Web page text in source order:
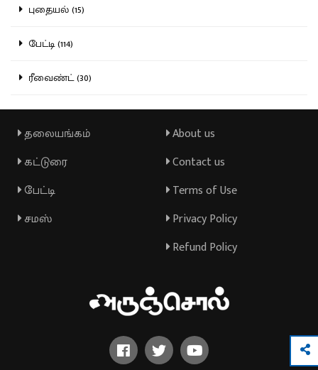
புதையல் (15)
பேட்டி (114)
ரீவைண்ட் (30)
தலையங்கம்
கட்டுரை
பேட்டி
சமஸ்
About us
Contact us
Terms of Use
Privacy Policy
Refund Policy